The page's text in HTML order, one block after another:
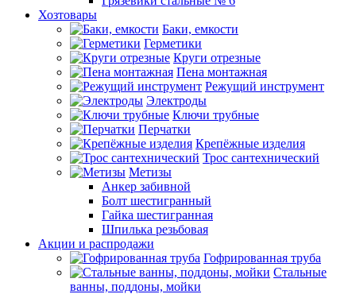
Хозтовары
Баки, емкости
Герметики
Круги отрезные
Пена монтажная
Режущий инструмент
Электроды
Ключи трубные
Перчатки
Крепёжные изделия
Трос сантехнический
Метизы
Анкер забивной
Болт шестигранный
Гайка шестигранная
Шпилька резьбовая
Акции и распродажи
Гофрированная труба
Стальные
ванны, поддоны, мойки